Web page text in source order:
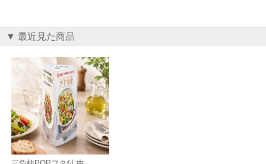
▼ 最近見た商品